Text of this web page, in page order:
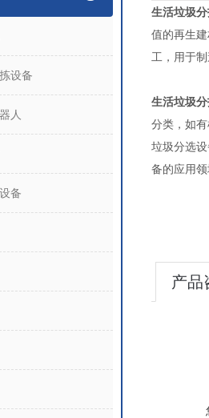
设备
人
备
生活垃圾
值的再生
工，用
生活垃圾
分类，如
垃圾分选
备
产品